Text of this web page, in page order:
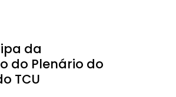
da
do Plenário do
TCU